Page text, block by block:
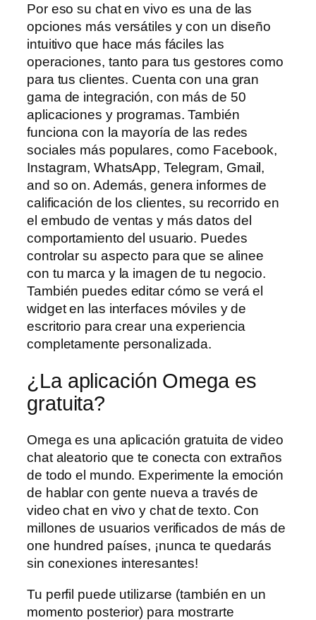
Por eso su chat en vivo es una de las
opciones más versátiles y con un diseño
intuitivo que hace más fáciles las
operaciones, tanto para tus gestores como
para tus clientes. Cuenta con una gran
gama de integración, con más de 50
aplicaciones y programas. También
funciona con la mayoría de las redes
sociales más populares, como Facebook,
Instagram, WhatsApp, Telegram, Gmail,
and so on. Además, genera informes de
calificación de los clientes, su recorrido en
el embudo de ventas y más datos del
comportamiento del usuario. Puedes
controlar su aspecto para que se alinee
con tu marca y la imagen de tu negocio.
También puedes editar cómo se verá el
widget en las interfaces móviles y de
escritorio para crear una experiencia
completamente personalizada.
¿La aplicación Omega es
gratuita?
Omega es una aplicación gratuita de video
chat aleatorio que te conecta con extraños
de todo el mundo. Experimente la emoción
de hablar con gente nueva a través de
video chat en vivo y chat de texto. Con
millones de usuarios verificados de más de
one hundred países, ¡nunca te quedarás
sin conexiones interesantes!
Tu perfil puede utilizarse (también en un
momento posterior) para mostrarte